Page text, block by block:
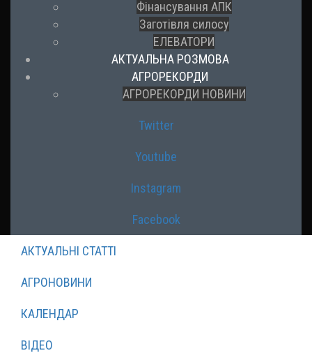
Фінансування АПК
Заготівля силосу
ЕЛЕВАТОРИ
АКТУАЛЬНА РОЗМОВА
АГРОРЕКОРДИ
АГРОРЕКОРДИ НОВИНИ
Twitter
Youtube
Instagram
Facebook
АКТУАЛЬНІ СТАТТІ
АГРОНОВИНИ
КАЛЕНДАР
ВІДЕО